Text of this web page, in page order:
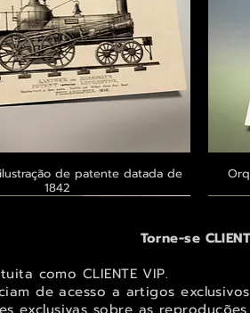
Visualização rápidade patente datada de
1842
Torne-se
como CLIENTE VIP.
de acesso a artigos